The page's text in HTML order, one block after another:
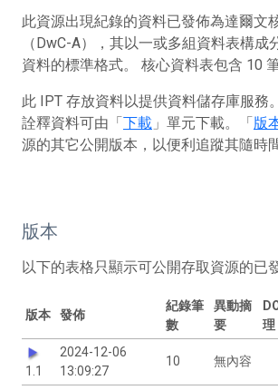
此資源出現紀錄的資料已發佈為達爾文
（DwC-A），其以一或多組資料表構成
資料的標準格式。 核心資料表包含 10 筆
此 IPT 存放資料以提供資料儲存庫服務
詮釋資料可由「下載 」單元下載。「版
源的其它公開版本，以便利追蹤其隨時
版本
以下的表格只顯示可公開存取資源的已
版本 發佈
紀錄筆
數
異動摘
要
理
1.1
2024-12-06
13:09:27
10 無內容